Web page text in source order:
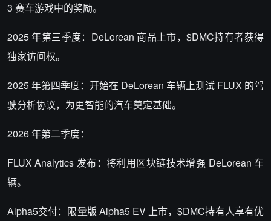
3 赛车游戏中的奖励。
2025 年第三季度：DeLorean 商品上市，$DMC持有者获得
独家访问权。
2025 年第四季度：开始在 DeLorean 车辆上测试 FLUX 的驾
驶分析协议，为更智能的汽车奠定基础。
2026 年第二季度：
FLUX Analytics 发布 ：将利用区块链技术增强 DeLorean 车
辆。
Alpha5交付： 限量版 Alpha5 EV 上市，$DMC持有人享有优